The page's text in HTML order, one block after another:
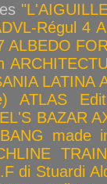
Régul 4
ALBEDO
LATINA
ATLAS
BAZAR
BANG made
di Stuardi